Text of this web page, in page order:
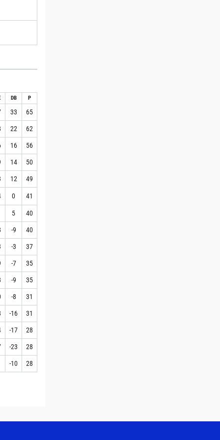
DB P
33 65
22 62
16 56
14 50
12 49
0 41
5 40
-9 40
-3 37
-7 35
-9 35
-8 31
-16 31
-17 28
-23 28
-10 28